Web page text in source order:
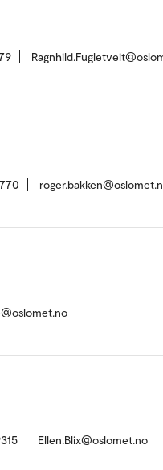
Ellen.Blix@oslomet.no